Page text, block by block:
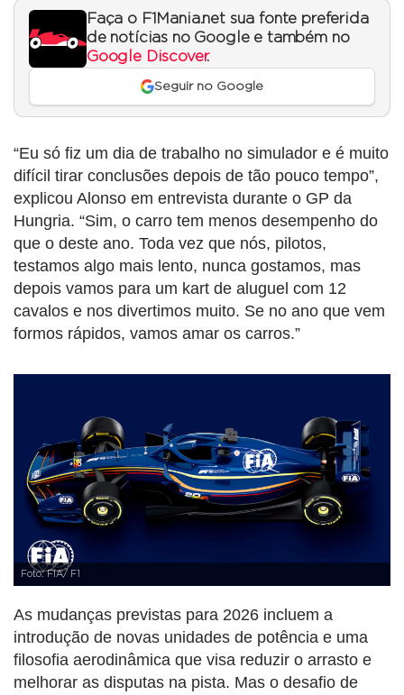
Faça o F1Mania.net sua fonte preferida
de notícias no Google e também no
Google Discover.
Seguir no Google
“Eu só fiz um dia de trabalho no simulador e é muito
difícil tirar conclusões depois de tão pouco tempo”,
explicou Alonso em entrevista durante o GP da
Hungria. “Sim, o carro tem menos desempenho do
que o deste ano. Toda vez que nós, pilotos,
testamos algo mais lento, nunca gostamos, mas
depois vamos para um kart de aluguel com 12
cavalos e nos divertimos muito. Se no ano que vem
formos rápidos, vamos amar os carros.”
Foto: FIA/ F1
As mudanças previstas para 2026 incluem a
introdução de novas unidades de potência e uma
filosofia aerodinâmica que visa reduzir o arrasto e
melhorar as disputas na pista. Mas o desafio de